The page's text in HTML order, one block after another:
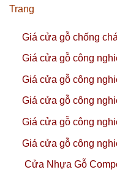
Trang
Giá cửa gỗ chống
Giá cửa gỗ công
Giá cửa gỗ công
Giá cửa gỗ công
Giá cửa gỗ công
Giá cửa gỗ công
Cửa Nhựa Gỗ